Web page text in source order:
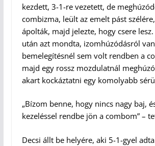
kezdett, 3-1-re vezetett, de
combizma, leült az emelt pást
ápolták, majd jelezte, hogy csere
után azt mondta, izomhúzódásról
bemelegítésnél sem volt rendben a
majd egy rossz mozdulatnál
akart kockáztatni egy komolyabb
„Bízom benne, hogy nincs nagy baj,
kezeléssel rendbe jön a combom” –
Decsi állt be helyére, aki 5-1-gyel